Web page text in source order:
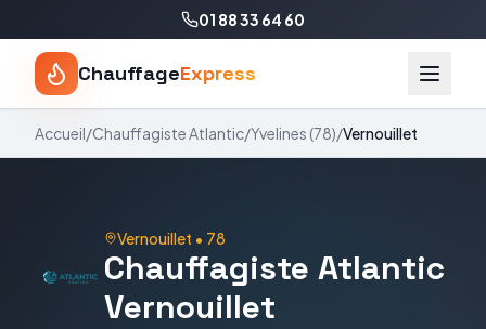
01 88 33 64 60
ChauffageExpress
Accueil/ChauffagisteAtlantic/Yvelines (78)/Vernouillet
Vernouillet • 78
Chauffagiste Atlantic
Vernouillet